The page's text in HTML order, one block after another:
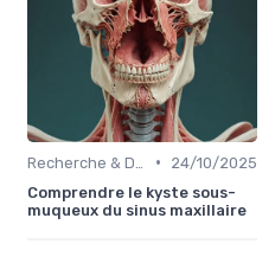
•
24/10/2025
Comprendre le kyste sous-
muqueux du sinus maxillaire